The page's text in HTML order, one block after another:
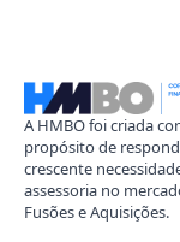
A HMBO foi criada
propósito de
crescente
assessoria no
Fusões e Aquisições.